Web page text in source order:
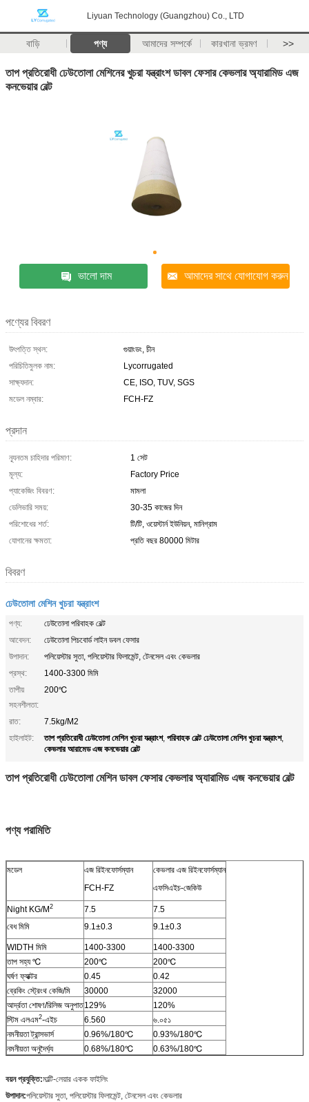
Liyuan Technology (Guangzhou) Co., LTD
বাড়ি পণ্য আমাদের সম্পর্কে কারখানা ভ্রমণ >>
তাপ প্রতিরোধী ঢেউতোলা মেশিনের খুচরা যন্ত্রাংশ ডাবল ফেসার কেভলার অ্যারামিড এজ
কনভেয়ার বেল্ট
ভালো দাম আমাদের সাথে যোগাযোগ করুন
পণ্যের বিবরণ
উৎপত্তি স্থল:
গুয়াংডং, চীন
পরিচিতিমুলক নাম:
Lycorrugated
সাক্ষ্যদান:
CE, ISO, TUV, SGS
মডেল নম্বার:
FCH-FZ
প্রদান
ন্যূনতম চাহিদার পরিমাণ:
1 সেট
মূল্য:
Factory Price
প্যাকেজিং বিবরণ:
মামলা
ডেলিভারি সময়:
30-35 কাজের দিন
পরিশোধের শর্ত:
টি/টি, ওয়েস্টার্ন ইউনিয়ন, মানিগ্রাম
যোগানের ক্ষমতা:
প্রতি বছর 80000 মিটার
বিবরণ
ঢেউতোলা মেশিন খুচরা যন্ত্রাংশ
পণ্য:
ঢেউতোলা পরিবাহক বেল্ট
আবেদন:
ঢেউতোলা পিচবোর্ড লাইন ডবল ফেসার
উপাদান:
পলিয়েস্টার সুতা, পলিয়েস্টার ফিলামেন্ট, টেনসেল এবং কেভলার
প্রস্থ:
1400-3300 মিমি
তাপীয়
সহনশীলতা:
200℃
রাত:
7.5kg/M2
হাইলাইট:
তাপ প্রতিরোধী ঢেউতোলা মেশিন খুচরা যন্ত্রাংশ, পরিবাহক বেল্ট ঢেউতোলা মেশিন খুচরা যন্ত্রাংশ,
কেভলার আরামেড এজ কনভেয়ার বেল্ট
তাপ প্রতিরোধী ঢেউতোলা মেশিন ডাবল ফেসার কেভলার অ্যারামিড এজ কনভেয়ার বেল্ট
পণ্য পরামিতি
মডেল
এজ রিইনফোর্সম্যান
FCH-FZ
কেভলার এজ রিইনফোর্সম্যান
এফসিএইচ-জেকিউ
Night KG/M2 7.5
7.5
বেধ মিমি
9.1±0.3 9.1±0.3
WIDTH মিমি 1400-3300
1400-3300
তাপ সহ্য ℃
200℃
200℃
ঘর্ষণ ফ্যাক্টর
0.45
0.42
ব্রেকিং স্ট্রেংথ কেজি/মি
30000
32000
আর্দ্রতা শোষণ/রিলিজ অনুপাত129%
120%
স্টিম এলএম2-এইচ 6.560
৬.০৫১
নমনীয়তা ট্রান্সভার্স
0.96%/180℃
0.93%/180℃
নমনীয়তা অনুদৈর্ঘ্য
0.68%/180℃ 0.63%/180℃
বয়ন প্রযুক্তি:মাল্টি-লেয়ার একক ফাইলিং
উপাদান:পলিয়েস্টার সুতা, পলিয়েস্টার ফিলামেন্ট, টেনসেল এবং কেভলার